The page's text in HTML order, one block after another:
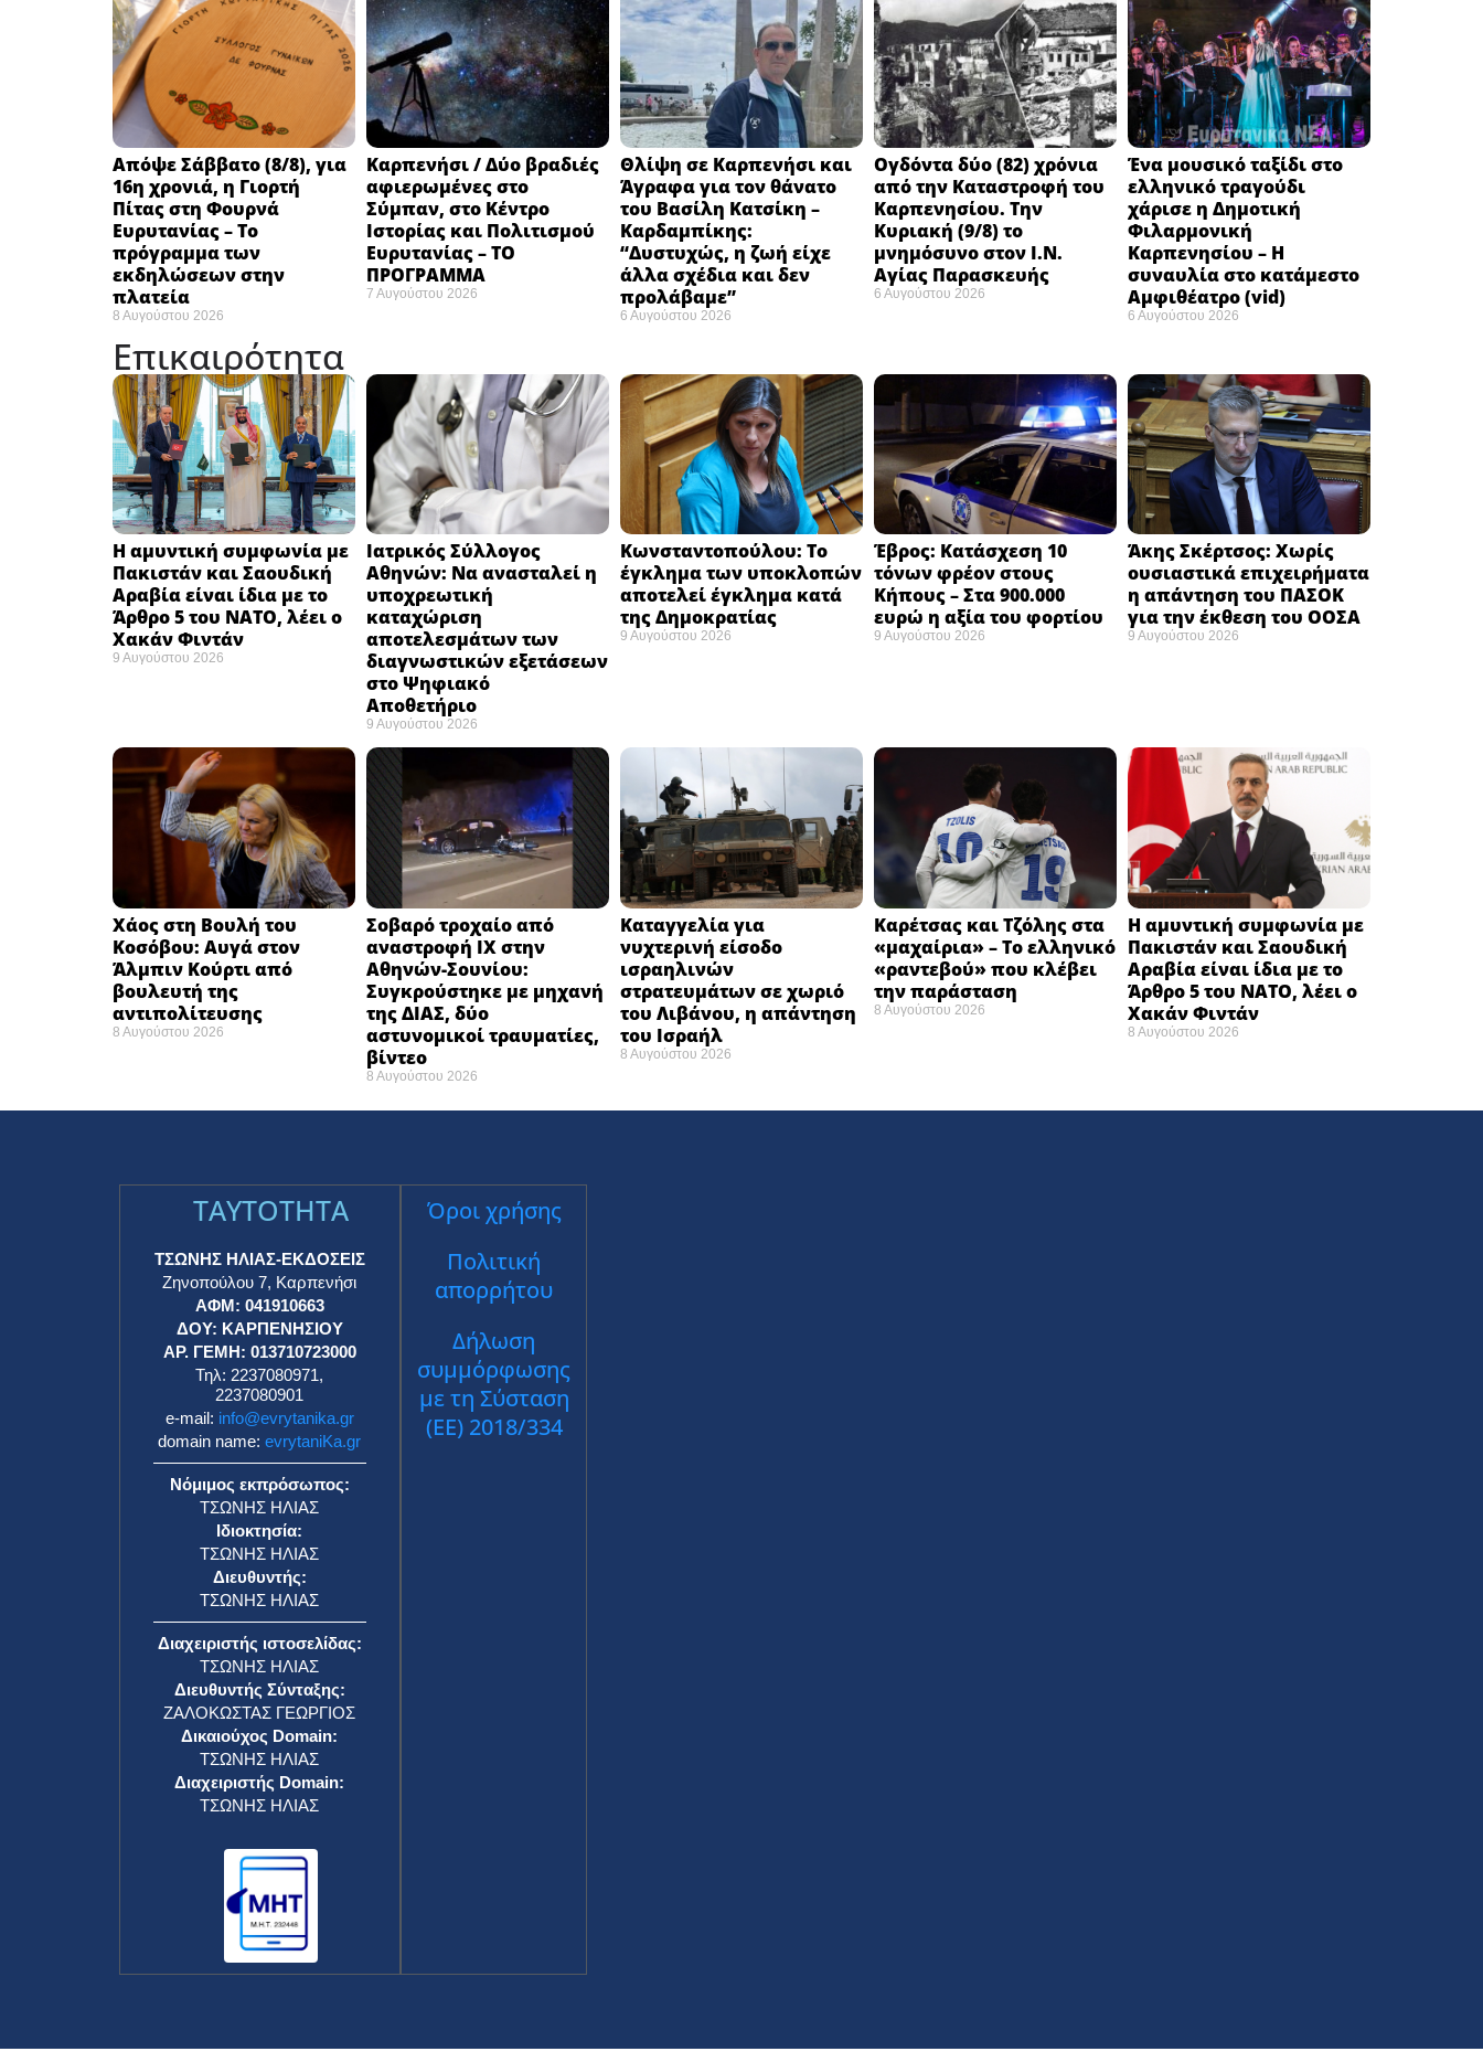
Απόψε Σάββατο (8/8), για
16η χρονιά, η Γιορτή
Πίτας στη Φουρνά
Ευρυτανίας – Το
πρόγραμμα των
εκδηλώσεων στην
πλατεία
8 Αυγούστου 2026
Καρπενήσι / Δύο βραδιές
αφιερωμένες στο
Σύμπαν, στο Κέντρο
Ιστορίας και Πολιτισμού
Ευρυτανίας – ΤΟ
ΠΡΟΓΡΑΜΜΑ
7 Αυγούστου 2026
Θλίψη σε Καρπενήσι και
Άγραφα για τον θάνατο
του Βασίλη Κατσίκη –
Καρδαμπίκης:
“Δυστυχώς, η ζωή είχε
άλλα σχέδια και δεν
προλάβαμε”
6 Αυγούστου 2026
Ογδόντα δύο (82) χρόνια
από την Καταστροφή του
Καρπενησίου. Την
Κυριακή (9/8) το
μνημόσυνο στον Ι.Ν.
Αγίας Παρασκευής
6 Αυγούστου 2026
Ένα μουσικό ταξίδι στο
ελληνικό τραγούδι
χάρισε η Δημοτική
Φιλαρμονική
Καρπενησίου – Η
συναυλία στο κατάμεστο
Αμφιθέατρο (vid)
6 Αυγούστου 2026
Επικαιρότητα
Η αμυντική συμφωνία με
Πακιστάν και Σαουδική
Αραβία είναι ίδια με το
Άρθρο 5 του ΝΑΤΟ, λέει ο
Χακάν Φιντάν ​
9 Αυγούστου 2026
Ιατρικός Σύλλογος
Αθηνών: Να ανασταλεί η
υποχρεωτική
καταχώριση
αποτελεσμάτων των
διαγνωστικών εξετάσεων
στο Ψηφιακό
Αποθετήριο ​
9 Αυγούστου 2026
Κωνσταντοπούλου: Το
έγκλημα των υποκλοπών
αποτελεί έγκλημα κατά
της Δημοκρατίας ​
9 Αυγούστου 2026
Έβρος: Κατάσχεση 10
τόνων φρέον στους
Κήπους – Στα 900.000
ευρώ η αξία του φορτίου ​
9 Αυγούστου 2026
Άκης Σκέρτσος: Χωρίς
ουσιαστικά επιχειρήματα
η απάντηση του ΠΑΣΟΚ
για την έκθεση του ΟΟΣΑ ​
9 Αυγούστου 2026
Χάος στη Βουλή του
Κοσόβου: Αυγά στον
Άλμπιν Κούρτι από
βουλευτή της
αντιπολίτευσης
8 Αυγούστου 2026
Σοβαρό τροχαίο από
αναστροφή ΙΧ στην
Αθηνών-Σουνίου:
Συγκρούστηκε με μηχανή
της ΔΙΑΣ, δύο
αστυνομικοί τραυματίες,
βίντεο
8 Αυγούστου 2026
Καταγγελία για
νυχτερινή είσοδο
ισραηλινών
στρατευμάτων σε χωριό
του Λιβάνου, η απάντηση
του Ισραήλ
8 Αυγούστου 2026
Καρέτσας και Τζόλης στα
«μαχαίρια» – Το ελληνικό
«ραντεβού» που κλέβει
την παράσταση
8 Αυγούστου 2026
Η αμυντική συμφωνία με
Πακιστάν και Σαουδική
Αραβία είναι ίδια με το
Άρθρο 5 του ΝΑΤΟ, λέει ο
Χακάν Φιντάν
8 Αυγούστου 2026
TAYTOTHTA
ΤΣΩΝΗΣ ΗΛΙΑΣ-ΕΚΔΟΣΕΙΣ
Ζηνοπούλου 7, Καρπενήσι
ΑΦΜ: 041910663
ΔΟΥ: ΚΑΡΠΕΝΗΣΙΟΥ
ΑΡ. ΓΕΜΗ: 013710723000
Τηλ: 2237080971,
2237080901
e-mail: info@evrytanika.gr
domain name:evrytaniKa.gr
Νόμιμος εκπρόσωπος:
ΤΣΩΝΗΣ ΗΛΙΑΣ
Ιδιοκτησία:
ΤΣΩΝΗΣ ΗΛΙΑΣ
Διευθυντής:
ΤΣΩΝΗΣ ΗΛΙΑΣ
Διαχειριστής ιστοσελίδας:
ΤΣΩΝΗΣ ΗΛΙΑΣ
Διευθυντής Σύνταξης:
ΖΑΛΟΚΩΣΤΑΣ ΓΕΩΡΓΙΟΣ
Δικαιούχος Domain:
ΤΣΩΝΗΣ ΗΛΙΑΣ
Διαχειριστής Domain:
ΤΣΩΝΗΣ ΗΛΙΑΣ
Όροι χρήσης
Πολιτική
απορρήτου
Δήλωση
συμμόρφωσης
με τη Σύσταση
(ΕΕ) 2018/334